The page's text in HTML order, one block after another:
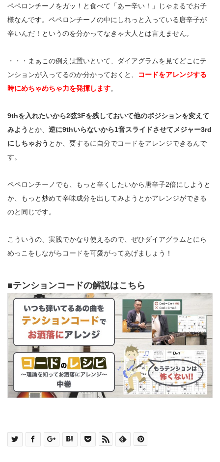
ペペロンチーノをガッ！と食べて「あー辛い！」じゃまるでお子
様なんです。ペペロンチーノの中にしれっと入っている唐辛子が
辛いんだ！というのを分かってなきゃ大人とは言えません。
・・・まぁこの例えは置いといて、ダイアグラムを見てどこにテ
ンションが入ってるのか分かっておくと、
コードをアレンジする
時にめちゃめちゃ力を発揮します。
9thを入れたいから2弦3Fを残しておいて他のポジションを変えて
みよう とか、 逆に9thいらないから1音スライドさせてメジャー3rd
にしちゃおう とか、要するに自分でコードをアレンジできるんで
す。
ペペロンチーノでも、もっと辛くしたいから唐辛子2倍にしようと
か、もっと炒めて辛味成分を出してみようとかアレンジができる
のと同じです。
こういうの、実践でかなり使えるので、ぜひダイアグラムとにら
めっこをしながらコードを可愛がってあげましょう！
■テンションコードの解説はこちら